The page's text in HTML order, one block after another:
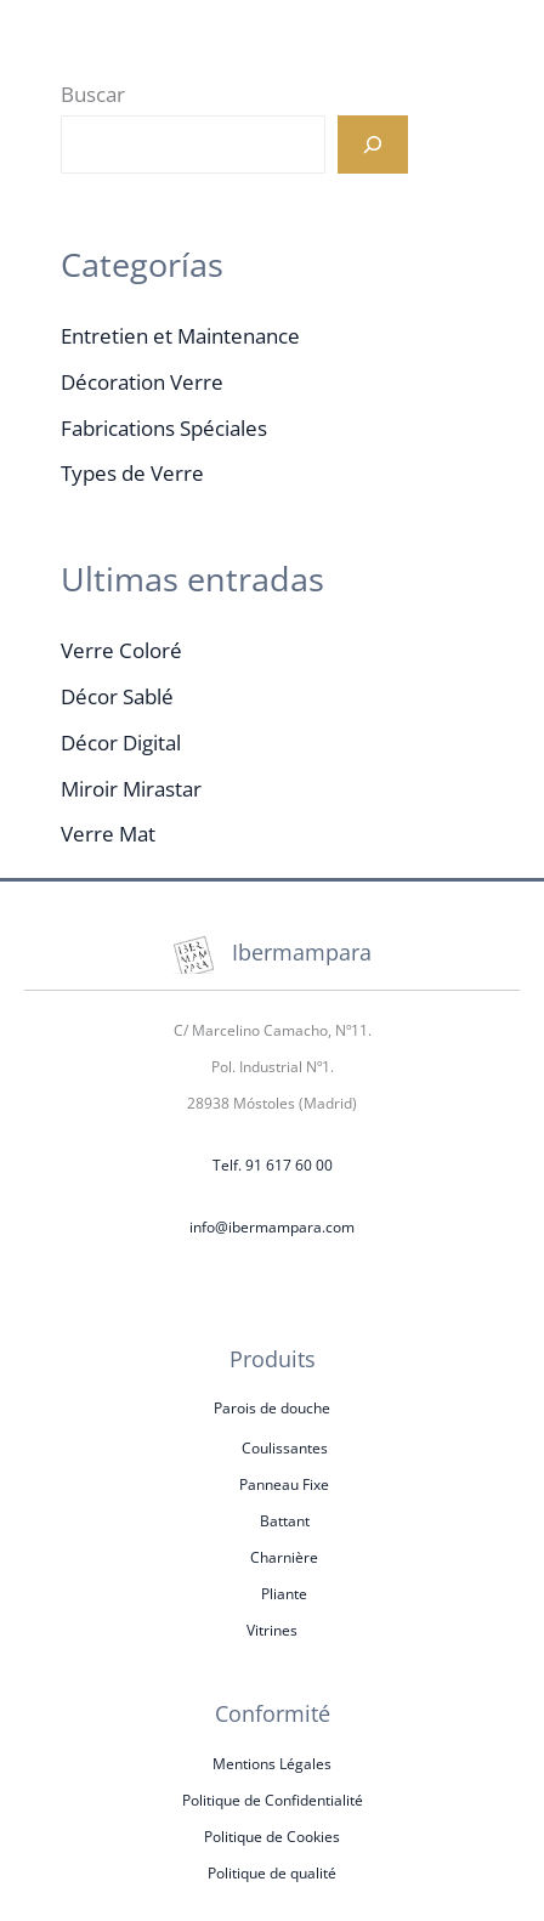
Buscar
Categorías
Entretien et Maintenance
Décoration Verre
Fabrications Spéciales
Types de Verre
Ultimas entradas
Verre Coloré
Décor Sablé
Décor Digital
Miroir Mirastar
Verre Mat
Ibermampara
C/ Marcelino Camacho, Nº11.
Pol. Industrial Nº1.
28938 Móstoles (Madrid)
Telf. 91 617 60 00
info@ibermampara.com
Produits
Parois de douche
Coulissantes
Panneau Fixe
Battant
Charnière
Pliante
Vitrines
Conformité
Mentions Légales
Politique de Confidentialité
Politique de Cookies
Politique de qualité